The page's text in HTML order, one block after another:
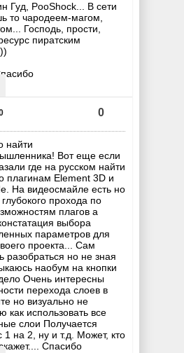
Гуд, PooShock... В сети
то чародеем-магом,
Господь, прости,
пиратским
0
найти
Вот еще если
где на русском найти
плагинам Element 3D и
На видеосмайле есть но
прохода по
плагов а
выбора
параметров для
проекта... Сам
разобраться но не зная
наобум на кнопки
Очень интересны
перехода слоев в
но визуально не
как использовать все
слои Получается
1 на 2, ну и т.д. Может, кто
Спасибо